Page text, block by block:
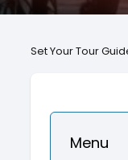
Set Your Tour
Menu